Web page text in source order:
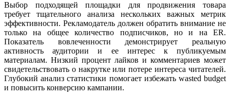
Выбор подходящей площадки для продвижения товара
требует тщательного анализа нескольких важных метрик
эффективности. Рекламодатель должен обратить внимание не
только на общее количество подписчиков, но и на ER.
Показатель вовлеченности демонстрирует реальную
активность аудитории и ее интерес к публикуемым
материалам. Низкий процент лайков и комментариев может
свидетельствовать о накрутке или потере интереса читателей.
Глубокий анализ статистики помогает избежать wasted budget
и повысить конверсию кампании.